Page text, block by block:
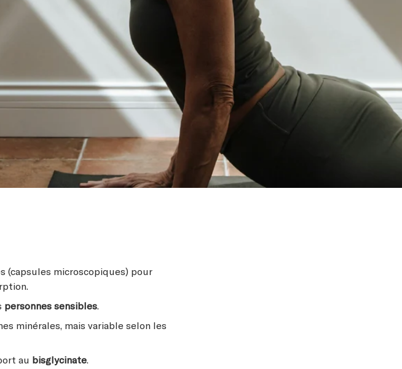
(capsules microscopiques) pour
personnes sensibles.
minérales, mais variable selon les
au bisglycinate.